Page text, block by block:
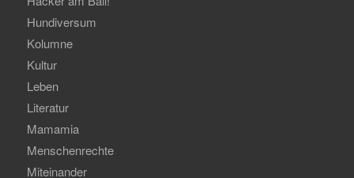
Hundiversum
Kolumne
Kultur
Leben
Literatur
Mamamia
Menschenrechte
Miteinander